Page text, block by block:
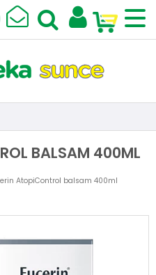
BALSAM 400ML
AtopiControl balsam 400ml